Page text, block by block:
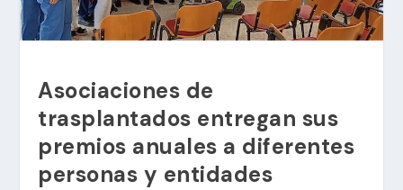
Asociaciones de
trasplantados entregan sus
premios anuales a diferentes
personas y entidades